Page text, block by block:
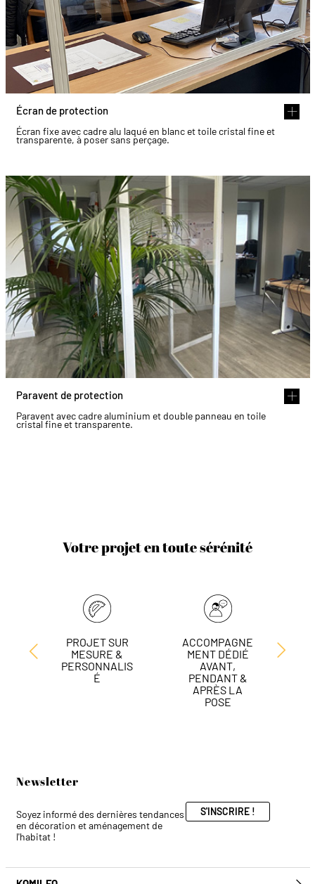
Écran de protection
Écran fixe avec cadre alu laqué en blanc et toile cristal fine et
transparente, à poser sans perçage.
Paravent de protection
Paravent avec cadre aluminium et double panneau en toile
cristal fine et transparente.
Votre projet en toute sérénité
PROJET SUR
MESURE &
PERSONNALIS
É
ACCOMPAGNE
MENT DÉDIÉ
AVANT,
PENDANT &
APRÈS LA
POSE
Newsletter
Soyez informé des dernières tendances
en décoration et aménagement de
l'habitat !
S'INSCRIRE !